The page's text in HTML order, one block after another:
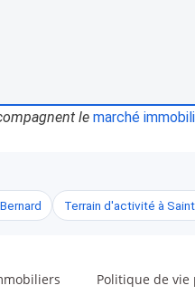
le marché
Terrain d'activité à
Politique de vie